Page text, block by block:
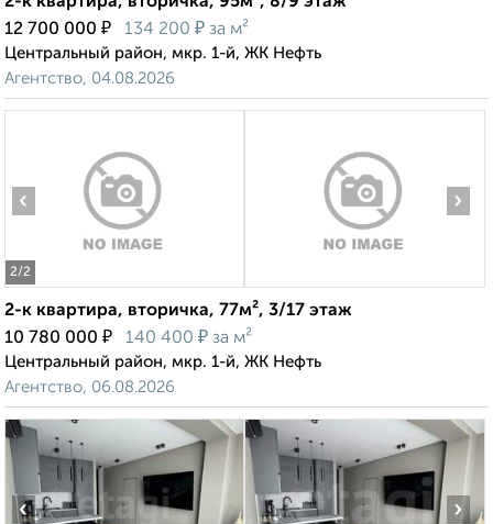
12 700 000 ₽ 134 200 ₽ за м²
Центральный район, мкр. 1-й, ЖК Нефть
Агентство, 04.08.2026
2/2
‹ ›
2-к квартира, вторичка, 77м², 3/17 этаж
10 780 000 ₽ 140 400 ₽ за м²
Центральный район, мкр. 1-й, ЖК Нефть
Агентство, 06.08.2026
‹ ›